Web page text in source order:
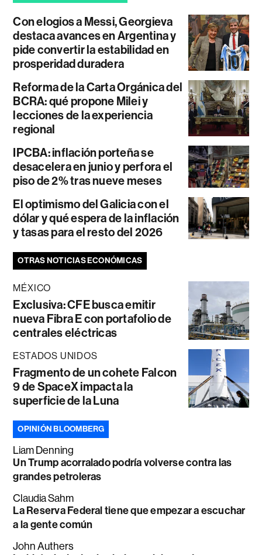
Con elogios a Messi, Georgieva
destaca avances en Argentina y
pide convertir la estabilidad en
prosperidad duradera
Reforma de la Carta Orgánica del
BCRA: qué propone Milei y
lecciones de la experiencia
regional
IPCBA: inflación porteña se
desacelera en junio y perfora el
piso de 2% tras nueve meses
El optimismo del Galicia con el
dólar y qué espera de la inflación
y tasas para el resto del 2026
OTRAS NOTICIAS ECONÓMICAS
MÉXICO
Exclusiva: CFE busca emitir
nueva Fibra E con portafolio de
centrales eléctricas
ESTADOS UNIDOS
Fragmento de un cohete Falcon
9 de SpaceX impacta la
superficie de la Luna
OPINIÓN BLOOMBERG
Liam Denning
Un Trump acorralado podría volverse contra las
grandes petroleras
Claudia Sahm
La Reserva Federal tiene que empezar a escuchar
a la gente común
John Authers